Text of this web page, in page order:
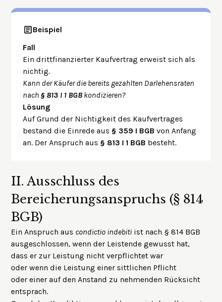
Beispiel
Fall
Ein drittfinanzierter Kaufvertrag erweist sich als
nichtig.
Kann der Käufer die bereits gezahlten Darlehensraten
nach§ 813 I 1 BGB kondizieren?
Lösung
Auf Grund der Nichtigkeit des Kaufvertrages
bestand die Einrede aus § 359 I BGB von Anfang
an. Der Anspruch aus § 813 I 1 BGB besteht.
II. Ausschluss des
Bereicherungsanspruchs (§ 814
BGB)
Ein Anspruch aus condictio indebiti ist nach § 814 BGB
ausgeschlossen, wenn der Leistende gewusst hat,
dass er zur Leistung nicht verpflichtet war
oder wenn die Leistung einer sittlichen Pflicht
oder einer auf den Anstand zu nehmenden Rücksicht
entsprach.